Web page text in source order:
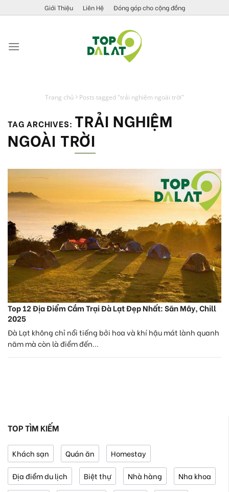
to
Giới Thiệu Liên Hệ Đóng góp cho cộng đồng
Trang chủ Posts tagged "trải nghiệm ngoài trời"
TAG ARCHIVES: TRẢI NGHIỆM
NGOÀI TRỜI
Top 12 Địa Điểm Cắm Trại Đà Lạt Đẹp Nhất: Săn Mây, Chill
2025
Đà Lạt không chỉ nổi tiếng bởi hoa và khí hậu mát lành quanh
năm mà còn là điểm đến...
TOP TÌM KIẾM
Khách sạn Quán ăn Homestay
Địa điểm du lịch Biệt thự Nhà hàng Nha khoa